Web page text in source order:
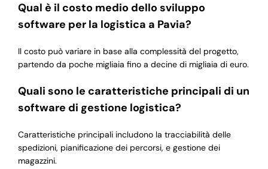
Qual è il costo medio dello sviluppo
software per la logistica a Pavia?
Il costo può variare in base alla complessità del progetto,
partendo da poche migliaia fino a decine di migliaia di euro.
Quali sono le caratteristiche principali di un
software di gestione logistica?
Caratteristiche principali includono la tracciabilità delle
spedizioni, pianificazione dei percorsi, e gestione dei
magazzini.